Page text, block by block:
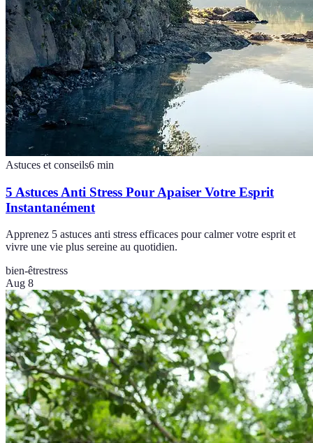
Astuces et conseils6 min
5 Astuces Anti Stress Pour Apaiser Votre Esprit
Instantanément
Apprenez 5 astuces anti stress efficaces pour calmer votre esprit et
vivre une vie plus sereine au quotidien.
bien-êtrestress
Aug 8